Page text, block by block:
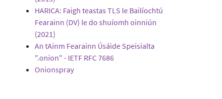
HARICA: Faigh teastas TLS le Bailíochtú
Fearainn (DV) le do shuíomh oinniún
(2021)
An tAinm Fearainn Úsáide Speisialta
".onion" - IETF RFC 7686
Onionspray